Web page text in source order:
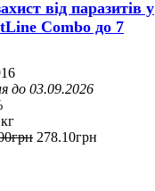
від паразитів у
Combo до 7
до 03.09.2026
грн 278.10грн